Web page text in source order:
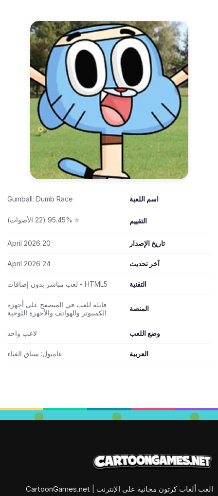
اسم اللعبة Gumball: Dumb Race
التقييم ⭐ 95.45% (22 الأصوات)
تاريخ الإصدار 20 April 2026
آخر تحديث 24 April 2026
التقنية HTML5 - لعب مباشر بدون إضافات
المنصة
قابلة للعب في المتصفح على أجهزة
الكمبيوتر والهواتف والأجهزة اللوحية
وضع اللعب لاعب واحد
العربية غامبول: سباق الغباء
العب ألعاب كرتون مجانية على الإنترنت | CartoonGames.net